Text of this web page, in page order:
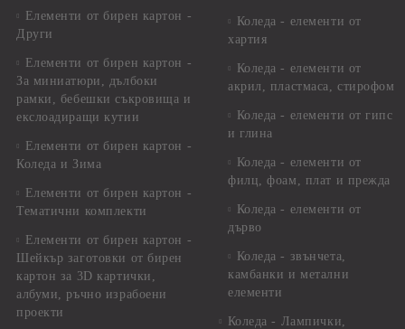
Елементи от бирен картон -
Други
Елементи от бирен картон -
За миниатюри, дълбоки
рамки, бебешки съкровища и
екслоадиращи кутии
Елементи от бирен картон -
Коледа и Зима
Елементи от бирен картон -
Тематични комплекти
Елементи от бирен картон -
Шейкър заготовки от бирен
картон за 3D картички,
албуми, ръчно израбоени
проекти
Коледа - елементи от
хартия
Коледа - елементи от
акрил, пластмаса, стирофом
Коледа - елементи от гипс
и глина
Коледа - елементи от
филц, фоам, плат и прежда
Коледа - елементи от
дърво
Коледа - звънчета,
камбанки и метални
елементи
Коледа - Лампички,